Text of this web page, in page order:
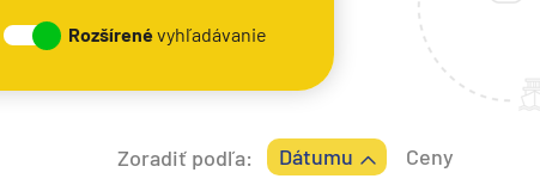
4 - 6 nocí
13 - 16 nocí
Rozšírenévyhľadávanie
Zoradiť podľa: Dátumu Ceny